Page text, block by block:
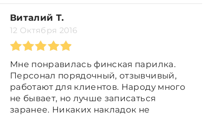
Виталий Т.
12 Октября 2016
Мне понравилась финская парилка.
Персонал порядочный, отзывчивый,
работают для клиентов. Народу много
не бывает, но лучше записаться
заранее. Никаких накладок не